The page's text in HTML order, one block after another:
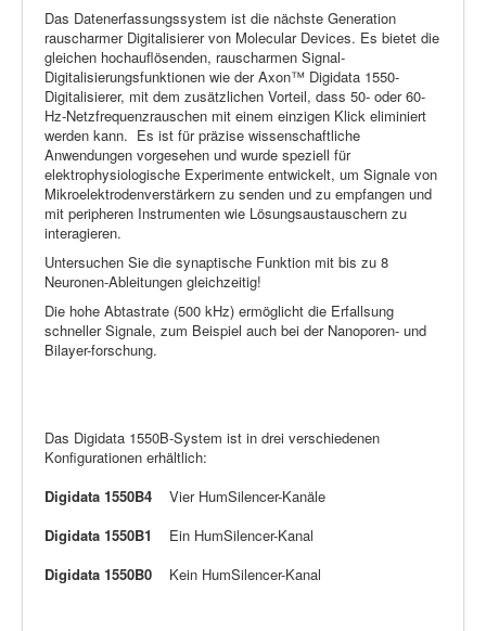
Das Datenerfassungssystem ist die nächste Generation
rauscharmer Digitalisierer von Molecular Devices. Es bietet die
gleichen hochauflösenden, rauscharmen Signal-
Digitalisierungsfunktionen wie der Axon™ Digidata 1550-
Digitalisierer, mit dem zusätzlichen Vorteil, dass 50- oder 60-
Hz-Netzfrequenzrauschen mit einem einzigen Klick eliminiert
werden kann. Es ist für präzise wissenschaftliche
Anwendungen vorgesehen und wurde speziell für
elektrophysiologische Experimente entwickelt, um Signale von
Mikroelektrodenverstärkern zu senden und zu empfangen und
mit peripheren Instrumenten wie Lösungsaustauschern zu
interagieren.
Untersuchen Sie die synaptische Funktion mit bis zu 8
Neuronen-Ableitungen gleichzeitig!
Die hohe Abtastrate (500 kHz) ermöglicht die Erfallsung
schneller Signale, zum Beispiel auch bei der Nanoporen- und
Bilayer-forschung.
Das Digidata 1550B-System ist in drei verschiedenen
Konfigurationen erhältlich:
Digidata 1550B4
Vier HumSilencer-Kanäle
Digidata 1550B1
Ein HumSilencer-Kanal
Digidata 1550B0
Kein HumSilencer-Kanal